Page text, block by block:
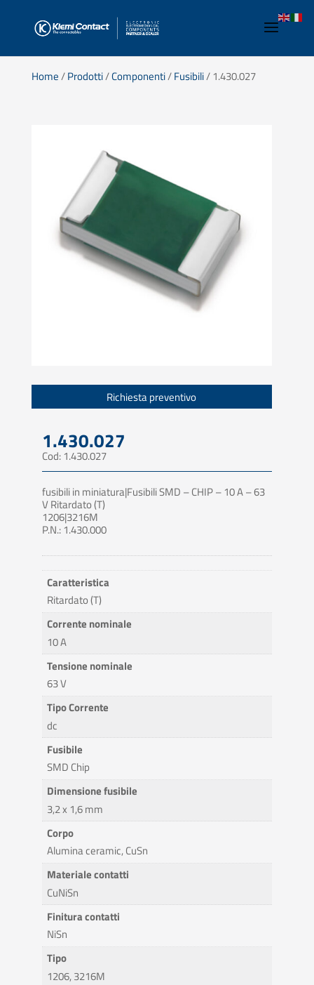
Home/Prodotti/Componenti/Fusibili/ 1.430.027
Richiesta preventivo
1.430.027
Cod: 1.430.027
fusibili in miniatura|Fusibili SMD – CHIP – 10 A – 63
V Ritardato (T)
1206|3216M
P.N.: 1.430.000
Caratteristica
Ritardato (T)
Corrente nominale
10 A
Tensione nominale
63 V
Tipo Corrente
dc
Fusibile
SMD Chip
Dimensione fusibile
3,2 x 1,6 mm
Corpo
Alumina ceramic, CuSn
Materiale contatti
CuNiSn
Finitura contatti
NiSn
Tipo
1206, 3216M